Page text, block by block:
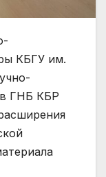
КБГУ им.
в ГНБ КБР